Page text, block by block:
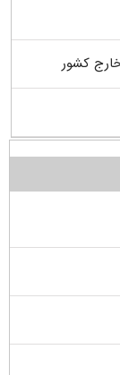
کشور